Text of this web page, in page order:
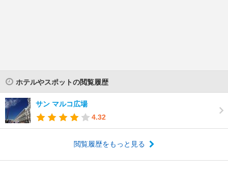
ホテルやスポットの閲覧履歴
サン マルコ広場
4.32
閲覧履歴をもっと見る